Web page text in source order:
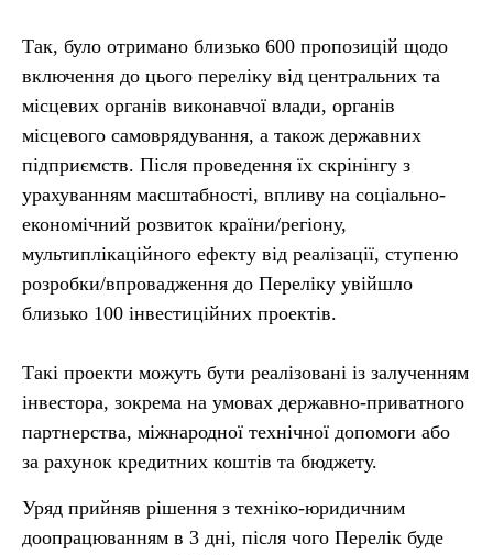
Так, було отримано близько 600 пропозицій щодо
включення до цього переліку від центральних та
місцевих органів виконавчої влади, органів
місцевого самоврядування, а також державних
підприємств. Після проведення їх скрінінгу з
урахуванням масштабності, впливу на соціально-
економічний розвиток країни/регіону,
мультиплікаційного ефекту від реалізації, ступеню
розробки/впровадження до Переліку увійшло
близько 100 інвестиційних проектів.
Такі проекти можуть бути реалізовані із залученням
інвестора, зокрема на умовах державно-приватного
партнерства, міжнародної технічної допомоги або
за рахунок кредитних коштів та бюджету.
Уряд прийняв рішення з техніко-юридичним
доопрацюванням в 3 дні, після чого Перелік буде